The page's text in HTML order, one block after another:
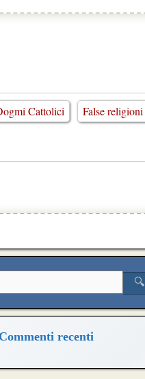
Cattolici False religioni
🔍
Commenti recenti